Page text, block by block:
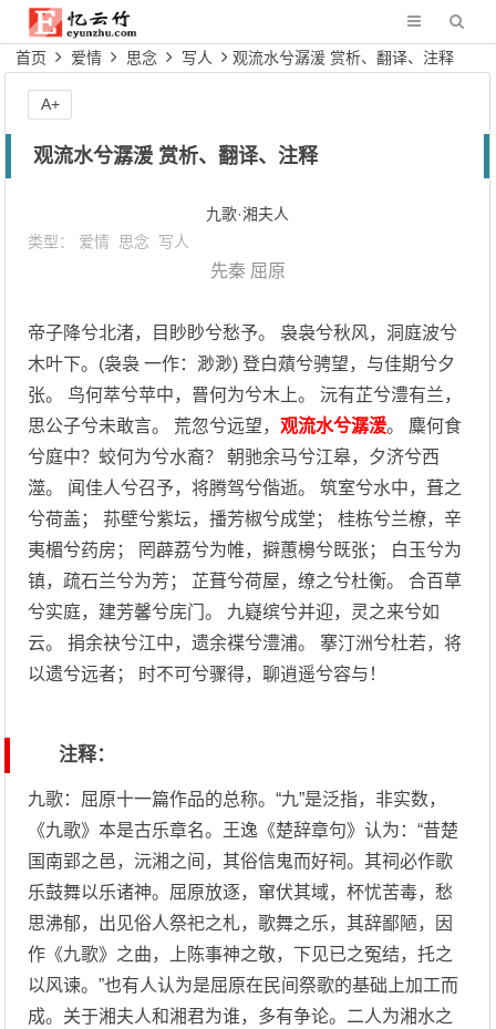
首页 爱情 思念 写人 观流水兮潺湲 赏析、翻译、注释
观流水兮潺湲 赏析、翻译、注释
九歌·湘夫人
类型： 爱情 思念 写人
先秦 屈原
帝子降兮北渚，目眇眇兮愁予。 袅袅兮秋风，洞庭波兮
木叶下。(袅袅 一作：渺渺) 登白薠兮骋望，与佳期兮夕
张。 鸟何萃兮苹中，罾何为兮木上。 沅有芷兮澧有兰，
思公子兮未敢言。 荒忽兮远望，观流水兮潺湲。 麋何食
兮庭中？蛟何为兮水裔？ 朝驰余马兮江皋，夕济兮西
澨。 闻佳人兮召予，将腾驾兮偕逝。 筑室兮水中，葺之
兮荷盖； 荪壁兮紫坛，播芳椒兮成堂； 桂栋兮兰橑，辛
夷楣兮药房； 罔薜荔兮为帷，擗蕙櫋兮既张； 白玉兮为
镇，疏石兰兮为芳； 芷葺兮荷屋，缭之兮杜衡。 合百草
兮实庭，建芳馨兮庑门。 九嶷缤兮并迎，灵之来兮如
云。 捐余袂兮江中，遗余褋兮澧浦。 搴汀洲兮杜若，将
以遗兮远者； 时不可兮骤得，聊逍遥兮容与！
注释：
九歌：屈原十一篇作品的总称。“九”是泛指，非实数，
《九歌》本是古乐章名。王逸《楚辞章句》认为：“昔楚
国南郢之邑，沅湘之间，其俗信鬼而好祠。其祠必作歌
乐鼓舞以乐诸神。屈原放逐，窜伏其域，杯忧苦毒，愁
思沸郁，出见俗人祭祀之札，歌舞之乐，其辞鄙陋，因
作《九歌》之曲，上陈事神之敬，下见已之冤结，托之
以风谏。”也有人认为是屈原在民间祭歌的基础上加工而
成。关于湘夫人和湘君为谁，多有争论。二人为湘水之
A+